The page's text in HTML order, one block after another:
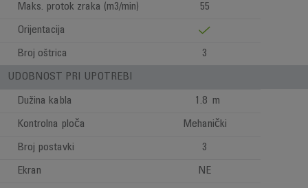
Maks. protok zraka (m3/min) 55
Orijentacija
Broj oštrica 3
UDOBNOST PRI UPOTREBI
Dužina kabla 1.8 m
Kontrolna ploča Mehanički
Broj postavki 3
Ekran NE